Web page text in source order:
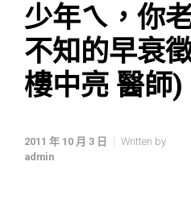
少年ㄟ，你
不知的早衰
樓中亮 醫師)
2011 年 10 月 3 日
Written by
admin